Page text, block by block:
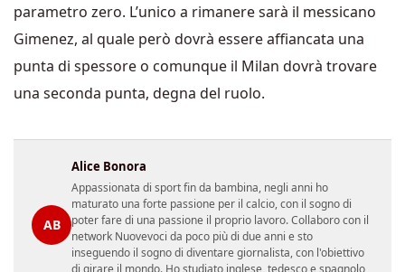
parametro zero. L’unico a rimanere sarà il messicano
Gimenez, al quale però dovrà essere affiancata una
punta di spessore o comunque il Milan dovrà trovare
una seconda punta, degna del ruolo.
AB
Alice Bonora
Appassionata di sport fin da bambina, negli anni ho
maturato una forte passione per il calcio, con il sogno di
poter fare di una passione il proprio lavoro. Collaboro con il
network Nuovevoci da poco più di due anni e sto
inseguendo il sogno di diventare giornalista, con l'obiettivo
di girare il mondo. Ho studiato inglese, tedesco e spagnolo